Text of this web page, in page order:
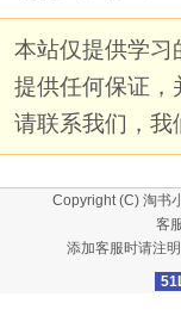
本站仅提供学习
提供任何保证，
请联系我们，我
Copyright (C) 淘书
客
添加客服时请注